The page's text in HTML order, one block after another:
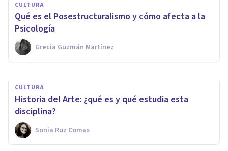
CULTURA
Qué es el Posestructuralismo y cómo afecta a la
Psicología
Grecia Guzmán Martínez
Las 15 ramas de la Historia:
cuáles son y qué estudian
Nahum Montagud Rubio
CULTURA
Historia del Arte: ¿qué es y qué estudia esta
disciplina?
Sonia Ruz Comas